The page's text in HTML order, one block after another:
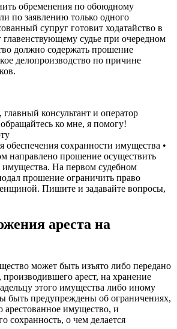
обременения по обоюдному
по заявлению только одного
супруг готовит ходатайство в
главенствующему судье при очередном
должно содержать прошение
делопроизводство по причине
консультант и оператор
ко мне, я помогу!
сохранности имущества •
направлено прошение осуществить
имущества. На первом судебном
прошение ограничить право
Пишите и задавайте вопросы,
ареста на
может быть изъято либо передано
арест, на хранение
этого имущества либо иному
быть предупреждены об ограничениях,
арестованное имущество, и
сохранность, о чем делается